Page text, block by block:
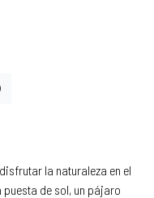
la naturaleza en el
de sol, un pájaro